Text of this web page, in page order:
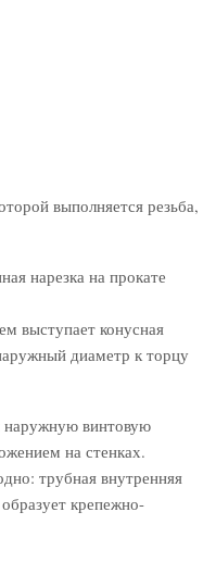
выполняется резьба,
нарезка на прокате
выступает конусная
диаметр к торцу
винтовую
на стенках.
трубная внутренняя
крепежно-